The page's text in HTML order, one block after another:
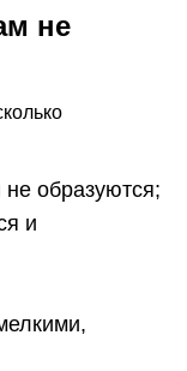
не
не образуются;
и